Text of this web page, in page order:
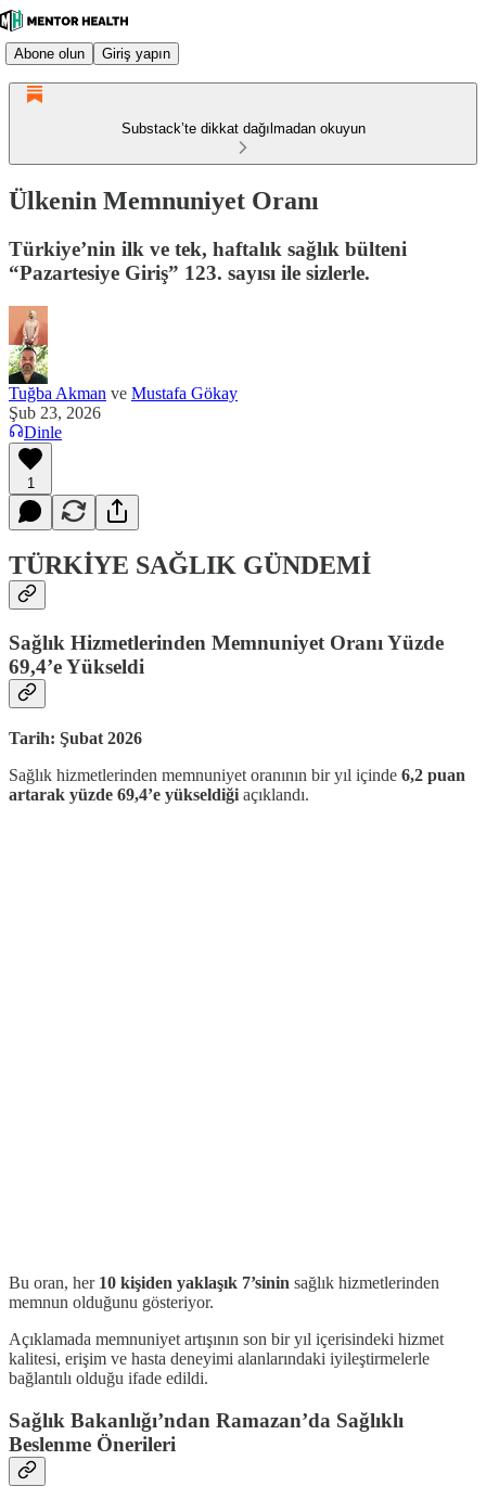
Abone olun Giriş yapın
Substack’te dikkat dağılmadan okuyun
Ülkenin Memnuniyet Oranı
Türkiye’nin ilk ve tek, haftalık sağlık bülteni
“Pazartesiye Giriş” 123. sayısı ile sizlerle.
Tuğba Akman ve Mustafa Gökay
Şub 23, 2026
Dinle
1
TÜRKİYE SAĞLIK GÜNDEMİ
Sağlık Hizmetlerinden Memnuniyet Oranı Yüzde
69,4’e Yükseldi
Tarih: Şubat 2026
Sağlık hizmetlerinden memnuniyet oranının bir yıl içinde 6,2 puan
artarak yüzde 69,4’e yükseldiği açıklandı.
Bu oran, her 10 kişiden yaklaşık 7’sinin sağlık hizmetlerinden
memnun olduğunu gösteriyor.
Açıklamada memnuniyet artışının son bir yıl içerisindeki hizmet
kalitesi, erişim ve hasta deneyimi alanlarındaki iyileştirmelerle
bağlantılı olduğu ifade edildi.
Sağlık Bakanlığı’ndan Ramazan’da Sağlıklı
Beslenme Önerileri